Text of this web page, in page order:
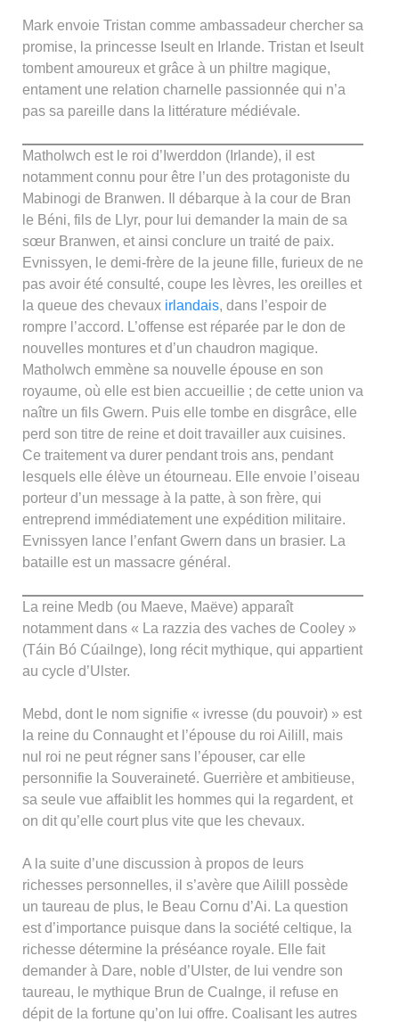
Mark envoie Tristan comme ambassadeur chercher sa
promise, la princesse Iseult en Irlande. Tristan et Iseult
tombent amoureux et grâce à un philtre magique,
entament une relation charnelle passionnée qui n’a
pas sa pareille dans la littérature médiévale.
Matholwch est le roi d’Iwerddon (Irlande), il est
notamment connu pour être l’un des protagoniste du
Mabinogi de Branwen. Il débarque à la cour de Bran
le Béni, fils de Llyr, pour lui demander la main de sa
sœur Branwen, et ainsi conclure un traité de paix.
Evnissyen, le demi-frère de la jeune fille, furieux de ne
pas avoir été consulté, coupe les lèvres, les oreilles et
la queue des chevaux irlandais, dans l’espoir de
rompre l’accord. L’offense est réparée par le don de
nouvelles montures et d’un chaudron magique.
Matholwch emmène sa nouvelle épouse en son
royaume, où elle est bien accueillie ; de cette union va
naître un fils Gwern. Puis elle tombe en disgrâce, elle
perd son titre de reine et doit travailler aux cuisines.
Ce traitement va durer pendant trois ans, pendant
lesquels elle élève un étourneau. Elle envoie l’oiseau
porteur d’un message à la patte, à son frère, qui
entreprend immédiatement une expédition militaire.
Evnissyen lance l’enfant Gwern dans un brasier. La
bataille est un massacre général.
La reine Medb (ou Maeve, Maëve) apparaît
notamment dans « La razzia des vaches de Cooley »
(Táin Bó Cúailnge), long récit mythique, qui appartient
au cycle d’Ulster.
Mebd, dont le nom signifie « ivresse (du pouvoir) » est
la reine du Connaught et l’épouse du roi Ailill, mais
nul roi ne peut régner sans l’épouser, car elle
personnifie la Souveraineté. Guerrière et ambitieuse,
sa seule vue affaiblit les hommes qui la regardent, et
on dit qu’elle court plus vite que les chevaux.
A la suite d’une discussion à propos de leurs
richesses personnelles, il s’avère que Ailill possède
un taureau de plus, le Beau Cornu d’Ai. La question
est d’importance puisque dans la société celtique, la
richesse détermine la préséance royale. Elle fait
demander à Dare, noble d’Ulster, de lui vendre son
taureau, le mythique Brun de Cualnge, il refuse en
dépit de la fortune qu’on lui offre. Coalisant les autres